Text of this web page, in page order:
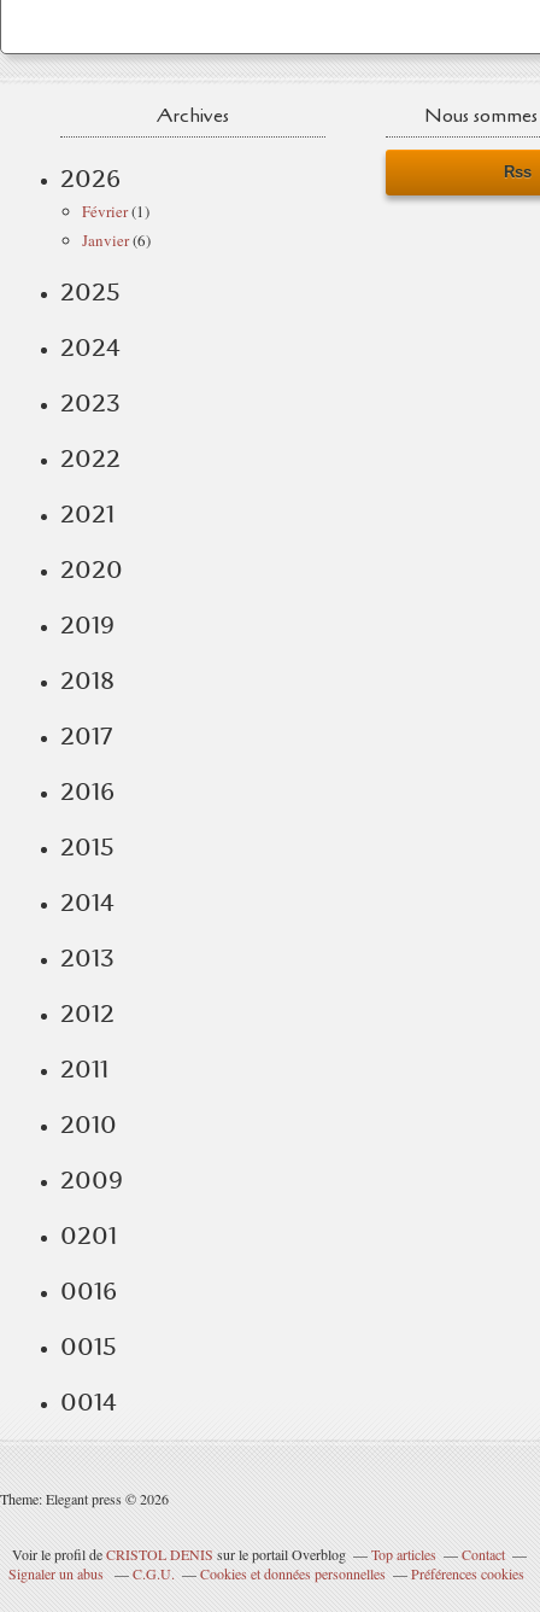
Archives
2026
Février(1)
Janvier(6)
2025
2024
2023
2022
2021
2020
2019
2018
2017
2016
2015
2014
2013
2012
2011
2010
2009
0201
0016
0015
0014
Nous
Rss
Theme: Elegant press © 2026
Voir le profil deCRISTOL DENIS sur le portail Overblog Top articles
Contact
Signaler un abus
C.G.U. Cookies et données personnelles Préférences cookies